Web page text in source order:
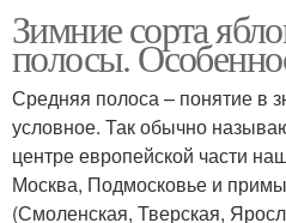
Зимние сорта
полосы.
Средняя полоса – понятие в
условное. Так обычно
центре европейской части
Москва, Подмосковье и
(Смоленская, Тверская,